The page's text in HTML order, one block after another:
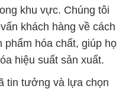
khu vực. Chúng tôi
khách hàng về cách
hóa chất, giúp họ
hiệu suất sản xuất.
tin tưởng và lựa chọn